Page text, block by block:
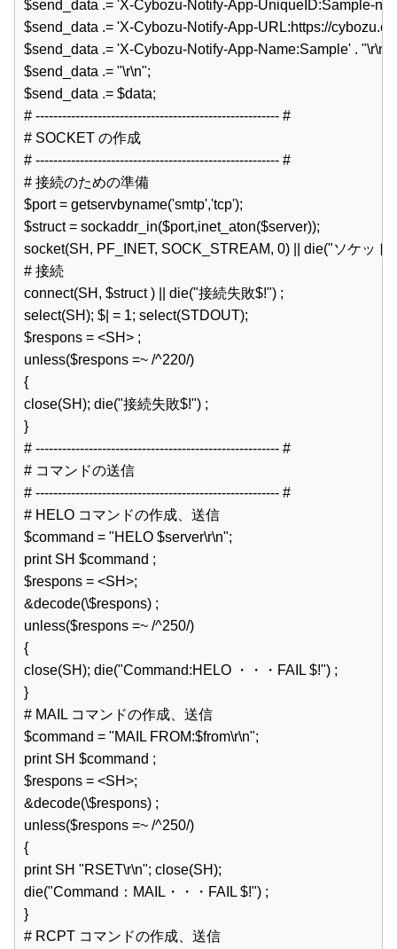
$send_data .= 'X-Cybozu-Notify-App-UniqueID:Sample-
$send_data .= 'X-Cybozu-Notify-App-URL:https://
$send_data .= 'X-Cybozu-Notify-App-Name:Sample' .
$send_data .= "\r\n";
$send_data .= $data;
# ------------------------------------------------------- #
# SOCKET の作成
# ------------------------------------------------------- #
# 接続のための準備
$port = getservbyname('smtp','tcp');
$struct = sockaddr_in($port,inet_aton($server));
socket(SH, PF_INET, SOCK_STREAM, 0) || die("ソケッ
# 接続
connect(SH, $struct ) || die("接続失敗$!") ;
select(SH); $| = 1; select(STDOUT);
$respons = <SH> ;
unless($respons =~ /^220/)
{
close(SH); die("接続失敗$!") ;
}
# ------------------------------------------------------- #
# コマンドの送信
# ------------------------------------------------------- #
# HELO コマンドの作成、送信
$command = "HELO $server\r\n";
print SH $command ;
$respons = <SH>;
&decode(\$respons) ;
unless($respons =~ /^250/)
{
close(SH); die("Command:HELO ・・・FAIL $!") ;
}
# MAIL コマンドの作成、送信
$command = "MAIL FROM:$from\r\n";
print SH $command ;
$respons = <SH>;
&decode(\$respons) ;
unless($respons =~ /^250/)
{
print SH "RSET\r\n"; close(SH);
die("Command：MAIL・・・FAIL $!") ;
}
# RCPT コマンドの作成、送信